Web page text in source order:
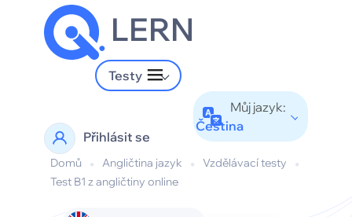
LERN
Testy
Můj jazyk:
Čeština
Přihlásit se
Domů • Angličtina jazyk • Vzdělávací testy •
Test B1 z angličtiny online